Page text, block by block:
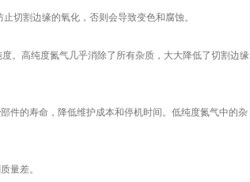
切割边缘的氧化，否则会导致变色和腐蚀。
。高纯度氮气几乎消除了所有杂质，大大降低了切割边缘
的寿命，降低维护成本和停机时间。低纯度氮气中的杂
量差。